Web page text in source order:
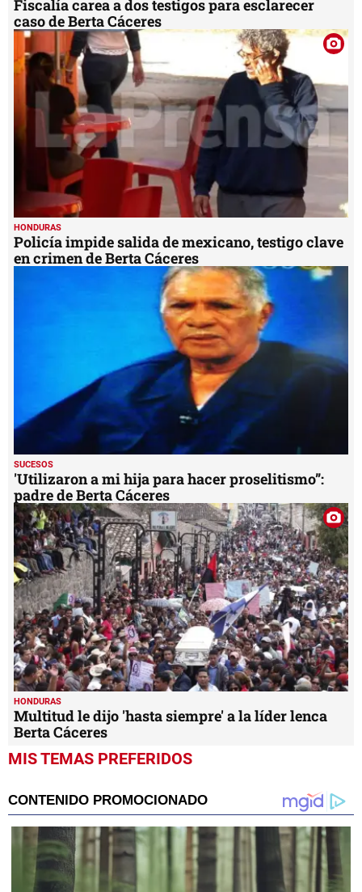
Fiscalía carea a dos testigos para esclarecer
caso de Berta Cáceres
HONDURAS
Policía impide salida de mexicano, testigo clave
en crimen de Berta Cáceres
SUCESOS
'Utilizaron a mi hija para hacer proselitismo”:
padre de Berta Cáceres
HONDURAS
Multitud le dijo 'hasta siempre' a la líder lenca
Berta Cáceres
MIS TEMAS PREFERIDOS